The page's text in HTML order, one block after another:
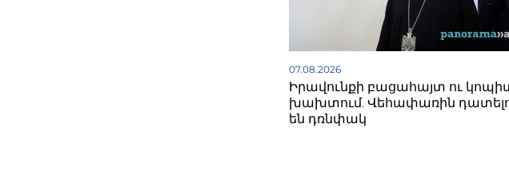
07.08.2026
Իրավունքի բացահայտ ու
խախտում. Վեհափառին
են դռնփակ